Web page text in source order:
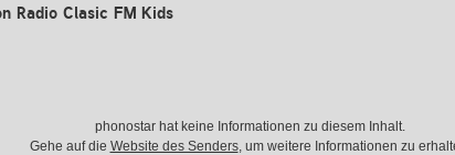
Radio Clasic FM Kids
phonostar hat keine Informationen zu diesem Inhalt.
Gehe auf die Website des Senders, um weitere Informationen zu